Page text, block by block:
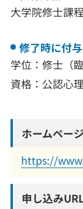
大学院修士課程
修了時に付
学位：修士（
資格：公認心
ホームページ
https://
申し込み